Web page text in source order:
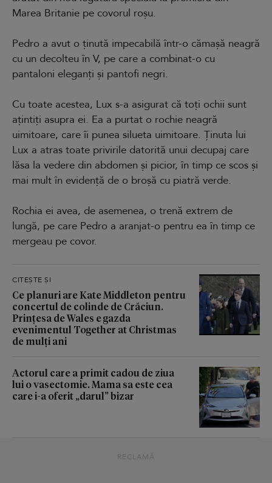
Marea Britanie pe covorul roșu.
Pedro a avut o ținută impecabilă într-o cămașă neagră
cu un decolteu în V, pe care a combinat-o cu
pantaloni eleganți și pantofi negri.
Cu toate acestea, Lux s-a asigurat că toți ochii sunt
ațintiți asupra ei. Ea a purtat o rochie neagră
uimitoare, care îi punea silueta uimitoare. Ținuta lui
Lux a atras toate privirile datorită unui decupaj care
lăsa la vedere din abdomen și picior, în timp ce scos și
mai mult în evidență de o broșă cu piatră verde.
Rochia ei avea, de asemenea, o trenă extrem de
lungă, pe care Pedro a aranjat-o pentru ea în timp ce
mergeau pe covor.
CITEȘTE ȘI
Ce planuri are Kate Middleton pentru
concertul de colinde de Crăciun.
Prințesa de Wales e gazda
evenimentul Together at Christmas
de mulți ani
Actorul care a primit cadou de ziua
lui o vasectomie. Mama sa este cea
care i-a oferit „darul” bizar
RECLAMĂ